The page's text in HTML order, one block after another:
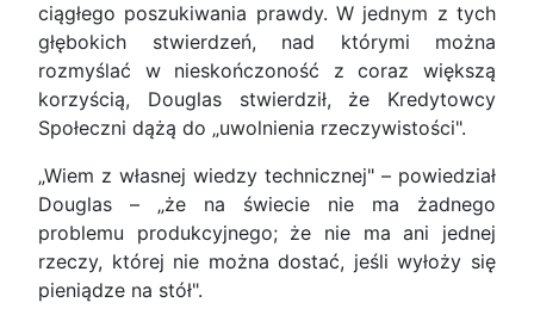
ciągłego poszukiwania prawdy. W jednym z tych
głębokich stwierdzeń, nad którymi można
rozmyślać w nieskończoność z coraz większą
korzyścią, Douglas stwierdził, że Kredytowcy
Społeczni dążą do „uwolnienia rzeczywistości".
„Wiem z własnej wiedzy technicznej" – powiedział
Douglas – „że na świecie nie ma żadnego
problemu produkcyjnego; że nie ma ani jednej
rzeczy, której nie można dostać, jeśli wyłoży się
pieniądze na stół".